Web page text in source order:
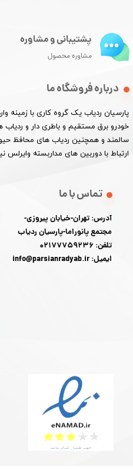
درباره فروشگاه ما
پارسیان ردیاب یک گروه کاری با
خودرو برق مستقیم و باطری دار و
سالمند و همچنین ردیاب های محافظ
ارتباط با دوربین های مداربسته وایرلس
تماس با ما
آدرس: تهران-خیابان پیروزی-
مجتمع پانوراما-پارسیان ردیاب
تلفن: 02177759236
ایمیل: info@parsianradyab.ir
پشتیبانی و مشاوره
مشاوره محصول